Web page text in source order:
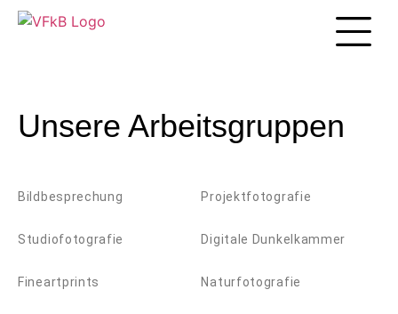
Unsere Arbeitsgruppen
Bildbesprechung Projektfotografie
Studiofotografie Digitale Dunkelkammer​
Fineartprints Naturfotografie